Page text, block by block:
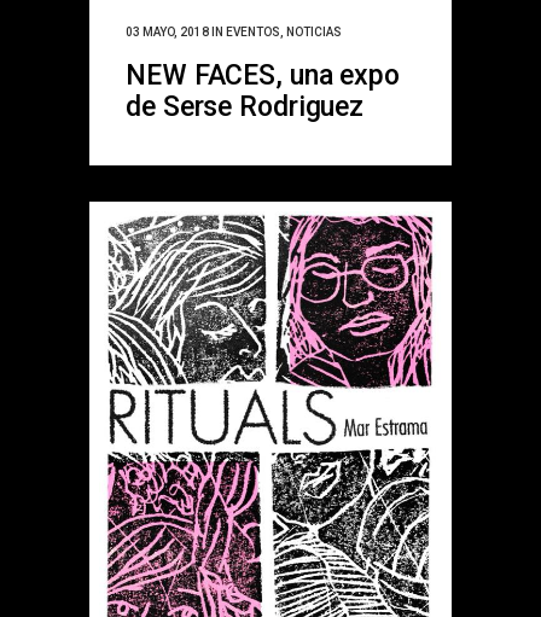
03 MAYO, 2018 IN EVENTOS NOTICIAS
NEW FACES, una expo
de Serse Rodriguez